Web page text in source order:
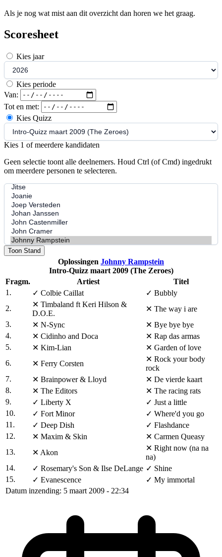
Als je nog wat mist aan dit overzicht dan horen we het graag.
Scoresheet
Kies jaar
Kies periode
Van:
Tot en met:
Kies Quizz
Kies 1 of meerdere kandidaten
Geen selectie toont alle deelnemers. Houd Ctrl (of Cmd) ingedrukt
om meerdere personen te selecteren.
Toon Stand
Oplossingen Johnny Rampstein
Intro-Quizz maart 2009 (The Zeroes)
Fragm.
Artiest
Titel
1.
✓ Colbie Caillat ✓ Bubbly
2.
✕ Timbaland ft Keri Hilson &
D.O.E.
✕ The way i are
3.
✕ N-Sync ✕ Bye bye bye
4.
✕ Cidinho and Doca ✕ Rap das armas
5.
✕ Kim-Lian ✕ Garden of love
6.
✕ Ferry Corsten
✕ Rock your body
rock
7.
✕ Brainpower & Lloyd ✕ De vierde kaart
8.
✕ The Editors ✕ The racing rats
9.
✓ Liberty X ✓ Just a little
10.
✓ Fort Minor ✓ Where'd you go
11.
✓ Deep Dish ✓ Flashdance
12.
✕ Maxim & Skin ✕ Carmen Queasy
13.
✕ Akon
✕ Right now (na na
na)
14.
✓ Rosemary's Son & Ilse DeLange ✓ Shine
15.
✓ Evanescence ✓ My immortal
Datum inzending: 5 maart 2009 - 22:34